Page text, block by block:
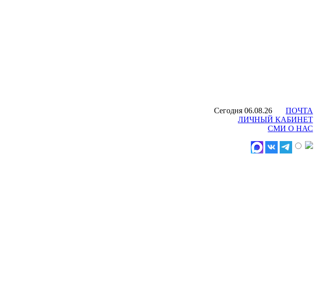
Сегодня 06.08.26
ПОЧТА
ЛИЧНЫЙ КАБИНЕТ
СМИ О НАС